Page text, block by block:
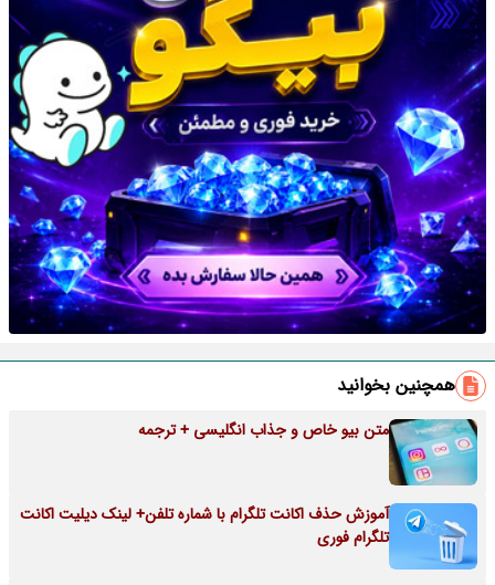
همچنین بخوانید
متن بیو خاص و جذاب انگلیسی + ترجمه
آموزش حذف اکانت تلگرام با شماره تلفن+ لینک دیلیت اکانت
تلگرام فوری